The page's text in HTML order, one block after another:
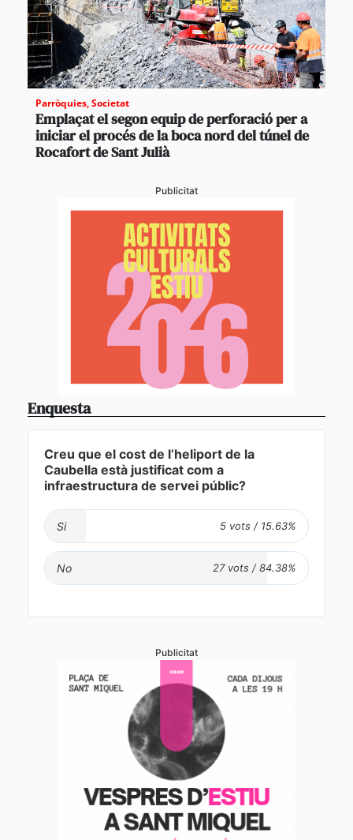
Parròquies,Societat
Emplaçat el segon equip de perforació per a
iniciar el procés de la boca nord del túnel de
Rocafort de Sant Julià
Publicitat
Enquesta
Creu que el cost de l’heliport de la
Caubella està justificat com a
infraestructura de servei públic?
Si
No
Publicitat